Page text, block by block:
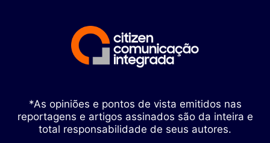
*As opiniões e pontos de vista emitidos nas
reportagens e artigos assinados são da inteira e
total responsabilidade de seus autores.